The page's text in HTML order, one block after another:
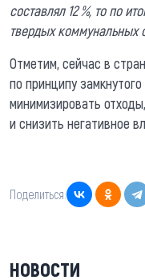
составлял 12 %, то по
твердых коммунальных
Отметим, сейчас в
по принципу
минимизировать
и снизить негативное
Поделиться:
НОВОСТИ